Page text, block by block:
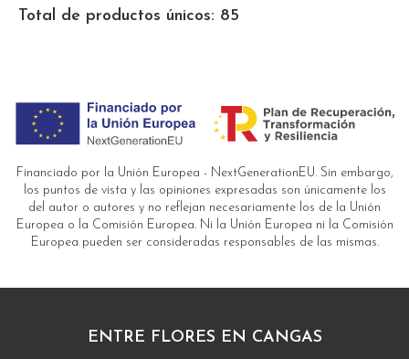
Total de productos únicos: 85
Financiado por la Unión Europea - NextGenerationEU. Sin embargo,
los puntos de vista y las opiniones expresadas son únicamente los
del autor o autores y no reflejan necesariamente los de la Unión
Europea o la Comisión Europea. Ni la Unión Europea ni la Comisión
Europea pueden ser consideradas responsables de las mismas.
ENTRE FLORES EN CANGAS